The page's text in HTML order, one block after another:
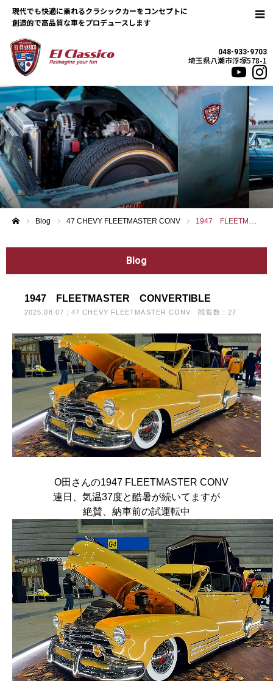
現代でも快適に乗れるクラシックカーをコンセプトに
048-933-9703
埼玉県八潮市浮塚578-1
Blog 47 CHEVY FLEETMASTER CONV 1947 FLEETMASTER CONVERTIBLE
Blog
1947 FLEETMASTER CONVERTIBLE
2025.08.07 47 CHEVY FLEETMASTER CONV 閲覧数：27
O田さんの1947 FLEETMASTER CONV
連日、気温37度と酷暑が続いてますが
絶賛、納車前の試運転中